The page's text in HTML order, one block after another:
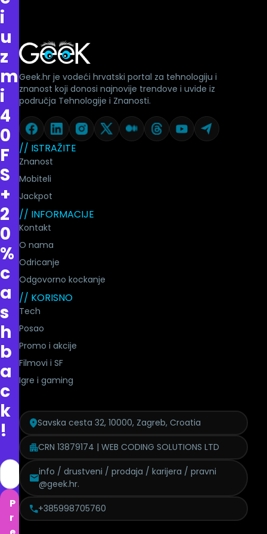
i
u
z
m
i
4
0
F
S
+
2
0
%
c
a
s
h
b
a
c
k
!
P
r
// ISTRAŽITE
Znanost
Mobiteli
Jackpot
// INFORMACIJE
Kontakt
O nama
Odricanje
Odgovorno kockanje
// KORISNO
Tech
Posao
Promo i akcije
Filmovi i SF
Igre i gaming
Geek.hr je vodeći hrvatski portal za tehnologiju i
znanost koji donosi najnovije trendove i uvide iz
područja Tehnologije i Znanosti.
Savska cesta 32, 10000, Zagreb, Croatia
CRN 13879174 | WEB CODING SOLUTIONS LTD
info / drustveni / prodaja / karijera / pravni
@geek.hr.
+385998705760